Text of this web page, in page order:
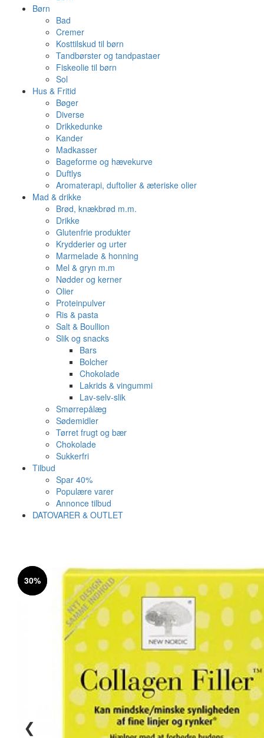
Børn
Bad
Cremer
Kosttilskud til børn
Tandbørster og tandpastaer
Fiskeolie til børn
Sol
Hus & Fritid
Bøger
Diverse
Drikkedunke
Kander
Madkasser
Bageforme og hævekurve
Duftlys
Aromaterapi, duftolier & æteriske olier
Mad & drikke
Brød, knækbrød m.m.
Drikke
Glutenfrie produkter
Krydderier og urter
Marmelade & honning
Mel & gryn m.m
Nødder og kerner
Olier
Proteinpulver
Ris & pasta
Salt & Boullion
Slik og snacks
Bars
Bolcher
Chokolade
Lakrids & vingummi
Lav-selv-slik
Smørrepålæg
Sødemidler
Tørret frugt og bær
Chokolade
Sukkerfri
Tilbud
Spar 40%
Populære varer
Annonce tilbud
DATOVARER & OUTLET
Varen er nu i kurven ✔
Vi anbefaler dig disse
LUK
30%
❮
30%